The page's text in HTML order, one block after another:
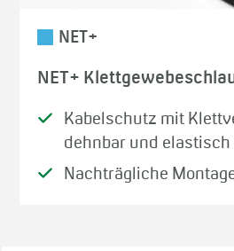
NET+
NET+
Kabelschutz mit
dehnbar und elastisch
Nachträgliche